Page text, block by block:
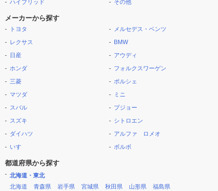
ハイブリッド その他
メーカーから探す
トヨタ
レクサス
日産
ホンダ
三菱
マツダ
スバル
スズキ
ダイハツ
いすゞ
メルセデス・ベンツ
BMW
アウディ
フォルクスワーゲン
ポルシェ
ミニ
プジョー
シトロエン
アルファ ロメオ
ボルボ
都道府県から探す
北海道・東北
北海道
青森県 岩手県 宮城県 秋田県 山形県 福島県